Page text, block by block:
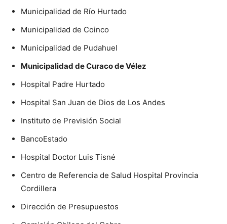
Municipalidad de Río Hurtado
Municipalidad de Coinco
Municipalidad de Pudahuel
Municipalidad de Curaco de Vélez
Hospital Padre Hurtado
Hospital San Juan de Dios de Los Andes
Instituto de Previsión Social
BancoEstado
Hospital Doctor Luis Tisné
Centro de Referencia de Salud Hospital Provincia
Cordillera
Dirección de Presupuestos